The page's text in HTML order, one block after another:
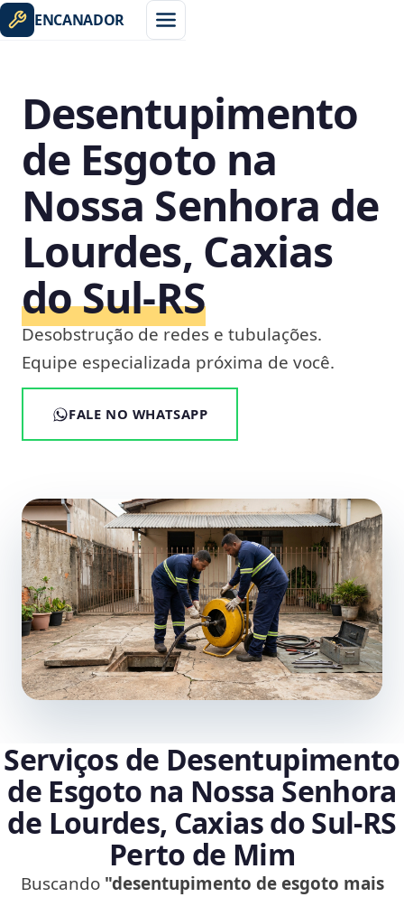
ENCANADOR
Desentupimento
de Esgoto na
Nossa Senhora de
Lourdes, Caxias
do Sul‑RS
Desobstrução de redes e tubulações.
Equipe especializada próxima de você.
FALE NO WHATSAPP
Serviços de Desentupimento
de Esgoto na Nossa Senhora
de Lourdes, Caxias do Sul‑RS
Perto de Mim
Buscando "desentupimento de esgoto mais